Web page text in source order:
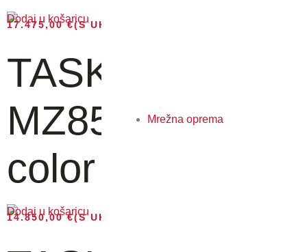
Mrežna oprema
17.475,00€(S UKLJUČENIM PDV-OM)
Dodaj u košaricu
TASKalfa
MZ8500ci - A3
color MFP, 85...
14.850,00€(S UKLJUČENIM PDV-OM)
Dodaj u košaricu